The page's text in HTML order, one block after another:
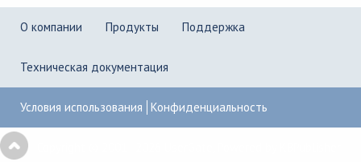
О компании Продукты Поддержка
Техническая документация
Условия использования Конфиденциальность